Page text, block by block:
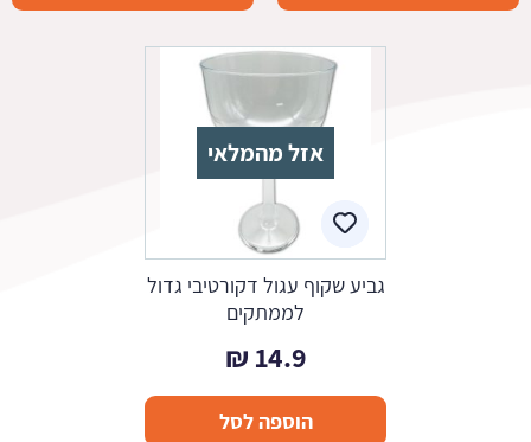
אזל מהמלאי
גביע שקוף עגול דקורטיבי גדול
לממתקים
14.9
₪
הוספה לסל